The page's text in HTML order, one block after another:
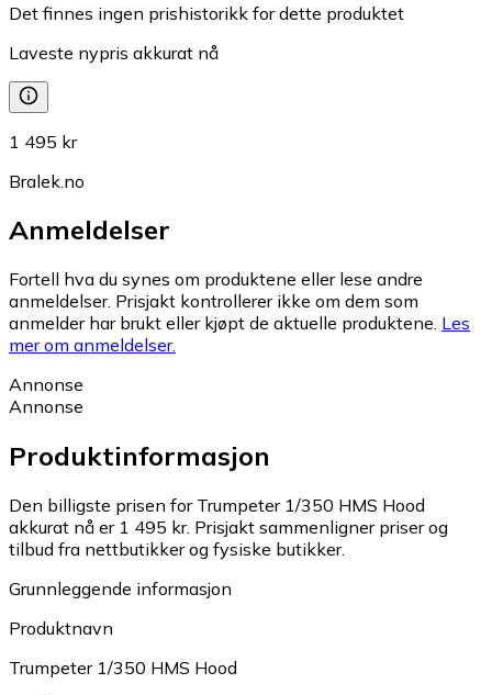
Det finnes ingen prishistorikk for dette produktet
Laveste nypris akkurat nå
1 495 kr
Bralek.no
Anmeldelser
Fortell hva du synes om produktene eller lese andre
anmeldelser. Prisjakt kontrollerer ikke om dem som
anmelder har brukt eller kjøpt de aktuelle produktene. Les
mer om anmeldelser.
Annonse
Annonse
Produktinformasjon
Den billigste prisen for Trumpeter 1/350 HMS Hood
akkurat nå er 1 495 kr. Prisjakt sammenligner priser og
tilbud fra nettbutikker og fysiske butikker.
Grunnleggende informasjon
Produktnavn
Trumpeter 1/350 HMS Hood